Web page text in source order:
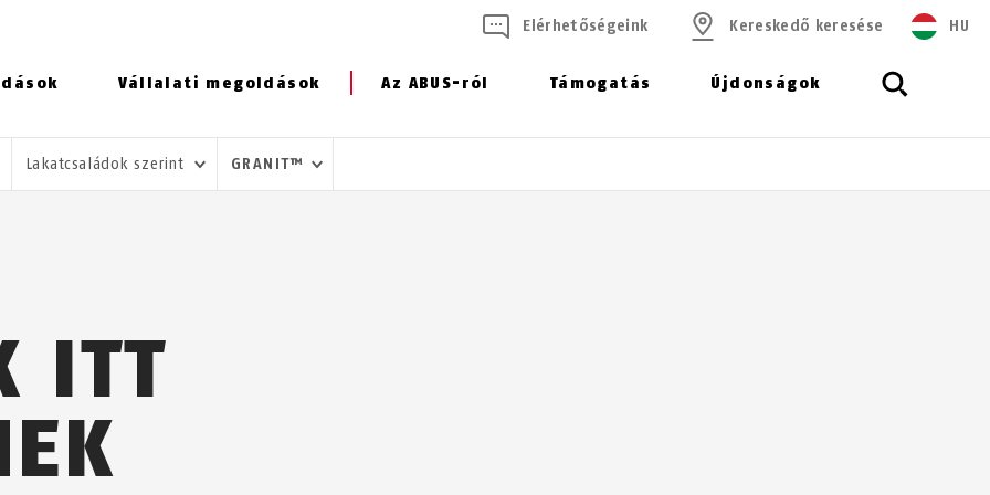
Vállalati megoldások Az ABUS-ról Támogatás Újdonságok
Elérhetőségeink Kereskedő keresése HU
Lakatcsaládok szerint GRANIT™
ITT